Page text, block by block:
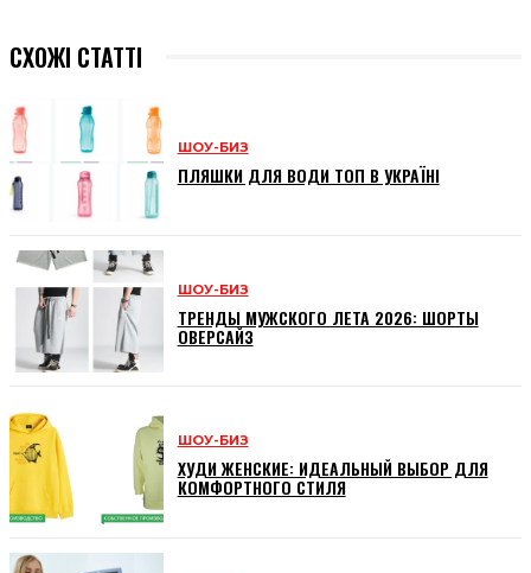
СХОЖІ СТАТТІ
ШОУ-БИЗ
ПЛЯШКИ ДЛЯ ВОДИ ТОП В УКРАЇНІ
ШОУ-БИЗ
ТРЕНДЫ МУЖСКОГО ЛЕТА 2026: ШОРТЫ
ОВЕРСАЙЗ
ШОУ-БИЗ
ХУДИ ЖЕНСКИЕ: ИДЕАЛЬНЫЙ ВЫБОР ДЛЯ
КОМФОРТНОГО СТИЛЯ